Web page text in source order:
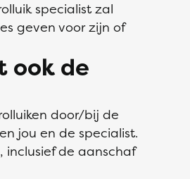
specialist zal
geven voor zijn of
ook de
door/bij de
jou en de specialist.
inclusief de aanschaf